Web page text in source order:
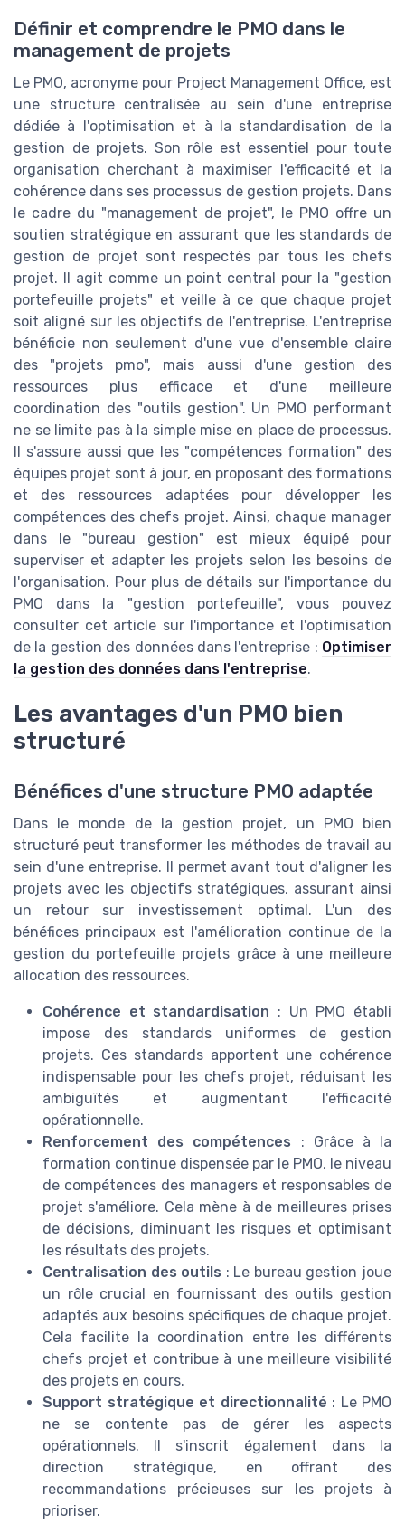
Définir et comprendre le PMO dans le
management de projets
Le PMO, acronyme pour Project Management Office, est
une structure centralisée au sein d'une entreprise
dédiée à l'optimisation et à la standardisation de la
gestion de projets. Son rôle est essentiel pour toute
organisation cherchant à maximiser l'efficacité et la
cohérence dans ses processus de gestion projets. Dans
le cadre du "management de projet", le PMO offre un
soutien stratégique en assurant que les standards de
gestion de projet sont respectés par tous les chefs
projet. Il agit comme un point central pour la "gestion
portefeuille projets" et veille à ce que chaque projet
soit aligné sur les objectifs de l'entreprise. L'entreprise
bénéficie non seulement d'une vue d'ensemble claire
des "projets pmo", mais aussi d'une gestion des
ressources plus efficace et d'une meilleure
coordination des "outils gestion". Un PMO performant
ne se limite pas à la simple mise en place de processus.
Il s'assure aussi que les "compétences formation" des
équipes projet sont à jour, en proposant des formations
et des ressources adaptées pour développer les
compétences des chefs projet. Ainsi, chaque manager
dans le "bureau gestion" est mieux équipé pour
superviser et adapter les projets selon les besoins de
l'organisation. Pour plus de détails sur l'importance du
PMO dans la "gestion portefeuille", vous pouvez
consulter cet article sur l'importance et l'optimisation
de la gestion des données dans l'entreprise : Optimiser
la gestion des données dans l'entreprise.
Les avantages d'un PMO bien
structuré
Bénéfices d'une structure PMO adaptée
Dans le monde de la gestion projet, un PMO bien
structuré peut transformer les méthodes de travail au
sein d'une entreprise. Il permet avant tout d'aligner les
projets avec les objectifs stratégiques, assurant ainsi
un retour sur investissement optimal. L'un des
bénéfices principaux est l'amélioration continue de la
gestion du portefeuille projets grâce à une meilleure
allocation des ressources.
Cohérence et standardisation : Un PMO établi
impose des standards uniformes de gestion
projets. Ces standards apportent une cohérence
indispensable pour les chefs projet, réduisant les
ambiguïtés et augmentant l'efficacité
opérationnelle.
Renforcement des compétences : Grâce à la
formation continue dispensée par le PMO, le niveau
de compétences des managers et responsables de
projet s'améliore. Cela mène à de meilleures prises
de décisions, diminuant les risques et optimisant
les résultats des projets.
Centralisation des outils : Le bureau gestion joue
un rôle crucial en fournissant des outils gestion
adaptés aux besoins spécifiques de chaque projet.
Cela facilite la coordination entre les différents
chefs projet et contribue à une meilleure visibilité
des projets en cours.
Support stratégique et directionnalité : Le PMO
ne se contente pas de gérer les aspects
opérationnels. Il s'inscrit également dans la
direction stratégique, en offrant des
recommandations précieuses sur les projets à
prioriser.